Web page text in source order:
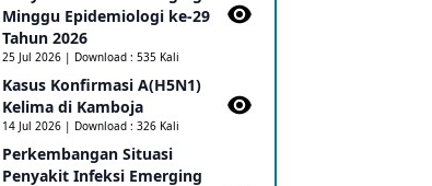
23 May 2026
Penetapan Outbreak Penyakit
Ebola di RD Kongo dan Uganda
Sebagai PHEIC
Minggu Epidemiologi ke-29
Tahun 2026
25 Jul 2026 | Download : 535 Kali
Kasus Konfirmasi A(H5N1)
Kelima di Kamboja​
14 Jul 2026 | Download : 326 Kali
Perkembangan Situasi
Penyakit Infeksi Emerging